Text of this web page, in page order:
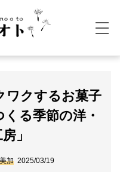
ワクするお菓子
る季節の洋・
」
加 2025/03/19